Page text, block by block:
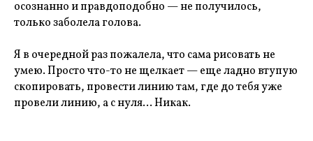
осознанно и правдоподобно — не получилось,
только заболела голова.
Я в очередной раз пожалела, что сама рисовать не
умею. Просто что-то не щелкает — еще ладно втупую
скопировать, провести линию там, где до тебя уже
провели линию, а с нуля… Никак.